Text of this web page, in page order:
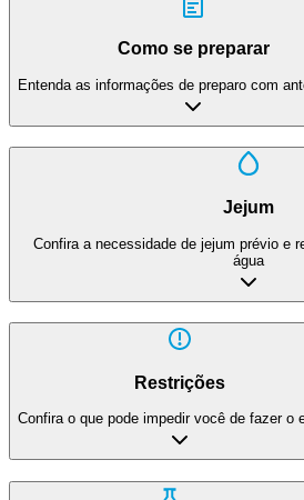
Como se preparar
Entenda as informações de preparo com
Jejum
Confira a necessidade de jejum prévio e
água
Restrições
Confira o que pode impedir você de fazer o